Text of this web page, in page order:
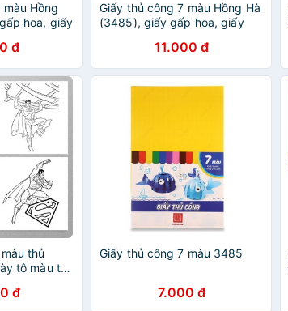
Hồng
hoa, giấy
đ
Giấy thủ công 7 màu Hồng Hà
(3485), giấy gấp hoa, giấy
11.000 đ
thủ
tô màu thủ
thước
đ
Giấy thủ công 7 màu 3485
7.000 đ